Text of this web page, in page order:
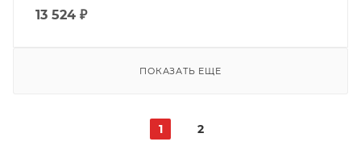
13 524 ₽
ПОКАЗАТЬ ЕЩЕ
1 2